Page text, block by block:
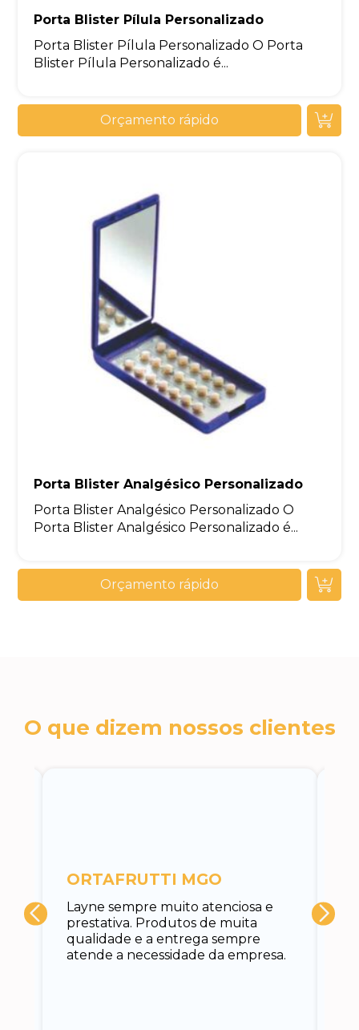
Porta Blister Pílula Personalizado
Porta Blister Pílula Personalizado O Porta
Blister Pílula Personalizado é...
Orçamento rápido
Porta Blister Analgésico Personalizado
Porta Blister Analgésico Personalizado O
Porta Blister Analgésico Personalizado é...
Orçamento rápido
O que dizem nossos clientes
Layne sempre muito atenciosa e
prestativa. Produtos de muita
qualidade e a entrega sempre
atende a necessidade da empresa.
ORTAFRUTTI MGO